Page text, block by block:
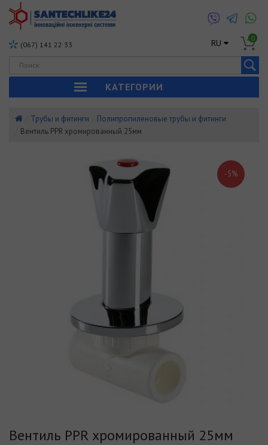
(067) 141 22 33 RU 0
КАТЕГОРИИ
Трубы и фитинги
Полипропиленовые трубы и фитинги
Вентиль PPR хромированный 25мм
-5%
Вентиль PPR хромированный 25мм